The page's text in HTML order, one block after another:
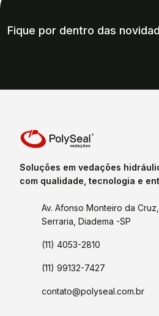
Fique por dentro das
Soluções em vedações
com qualidade, tecnologia e
Av. Afonso Monteiro da
Serraria, Diadema -SP
(11) 4053-2810
(11) 99132-7427
contato@polyseal.com.br